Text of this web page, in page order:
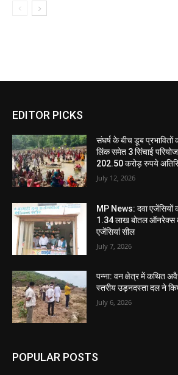
EDITOR PICKS
संघर्ष के बीच डूब
लिंक समेत 3 सिंचाई
202.50 करोड़ रुपये
July 12, 2026
MP News: दवा एजेंसियों
1.34 लाख बोतल ऑनरेक्स
एजेंसियां सील
July 7, 2026
पन्ना: वन क्षेत्र में कथित
स्तरीय उड़नदस्ता दल ने
July 6, 2026
POPULAR POSTS